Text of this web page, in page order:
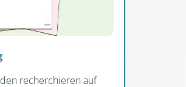
recherchieren auf